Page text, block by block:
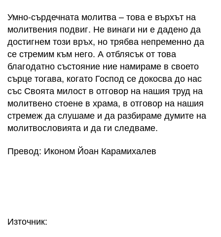
Умно-сърдечната молитва – това е върхът на
молитвения подвиг. Не винаги ни е дадено да
достигнем този връх, но трябва непременно да
се стремим към него. А отблясък от това
благодатно състояние ние намираме в своето
сърце тогава, когато Господ се докосва до нас
със Своята милост в отговор на нашия труд на
молитвено стоене в храма, в отговор на нашия
стремеж да слушаме и да разбираме думите на
молитвословията и да ги следваме.
Превод: Иконом Йоан Карамихалев
Източник: